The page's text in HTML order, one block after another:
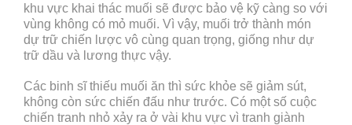
khu vực khai thác muối sẽ được bảo vệ kỹ càng so với
vùng không có mỏ muối. Vì vậy, muối trở thành món
dự trữ chiến lược vô cùng quan trọng, giống như dự
trữ dầu và lương thực vậy.
Các binh sĩ thiếu muối ăn thì sức khỏe sẽ giảm sút,
không còn sức chiến đấu như trước. Có một số cuộc
chiến tranh nhỏ xảy ra ở vài khu vực vì tranh giành